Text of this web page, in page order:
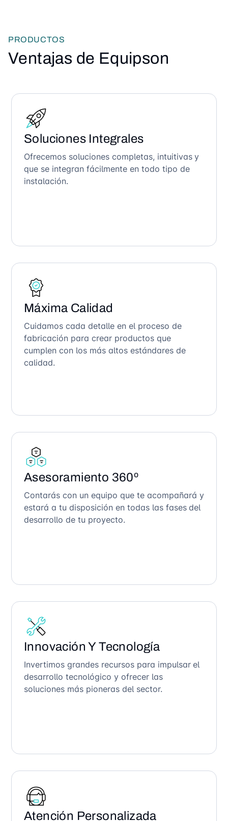
PRODUCTOS
Ventajas de Equipson
Soluciones Integrales
Ofrecemos soluciones completas, intuitivas y
que se integran fácilmente en todo tipo de
instalación.
Máxima Calidad
Cuidamos cada detalle en el proceso de
fabricación para crear productos que
cumplen con los más altos estándares de
calidad.
Asesoramiento 360º
Contarás con un equipo que te acompañará y
estará a tu disposición en todas las fases del
desarrollo de tu proyecto.
Innovación Y Tecnología
Invertimos grandes recursos para impulsar el
desarrollo tecnológico y ofrecer las
soluciones más pioneras del sector.
Atención Personalizada